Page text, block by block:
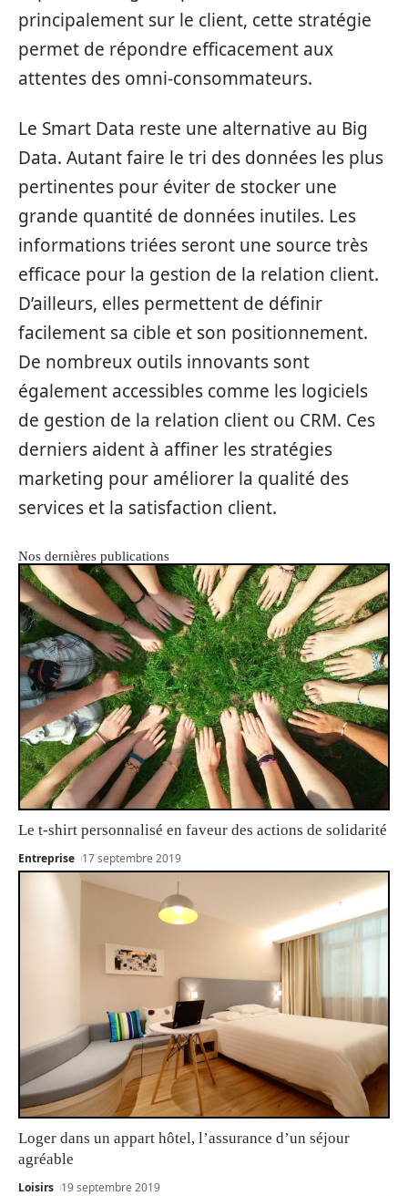
principalement sur le client, cette stratégie
permet de répondre efficacement aux
attentes des omni-consommateurs.
Le Smart Data reste une alternative au Big
Data. Autant faire le tri des données les plus
pertinentes pour éviter de stocker une
grande quantité de données inutiles. Les
informations triées seront une source très
efficace pour la gestion de la relation client.
D’ailleurs, elles permettent de définir
facilement sa cible et son positionnement.
De nombreux outils innovants sont
également accessibles comme les logiciels
de gestion de la relation client ou CRM. Ces
derniers aident à affiner les stratégies
marketing pour améliorer la qualité des
services et la satisfaction client.
Nos dernières publications
Le t-shirt personnalisé en faveur des actions de solidarité
Entreprise 17 septembre 2019
Loger dans un appart hôtel, l’assurance d’un séjour
agréable
Loisirs 19 septembre 2019